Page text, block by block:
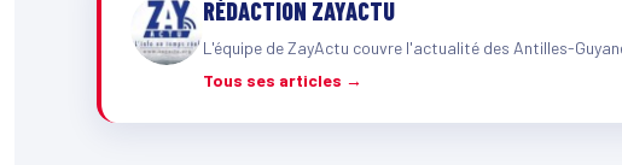
RÉDACTION ZAYACTU
L'équipe de ZayActu couvre l'actualité des Antilles-
Tous ses articles →